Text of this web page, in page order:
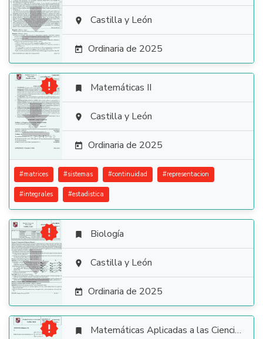
  Castilla y León
 Ordinaria de 2025

  Matemáticas II
 Castilla y León
 Ordinaria de 2025
#matrices #sistemas #continuidad #representacion
#integrales #estadistica

  Biología
 Castilla y León
 Ordinaria de 2025
  Matemáticas Aplicadas a las Ciencias Sociales